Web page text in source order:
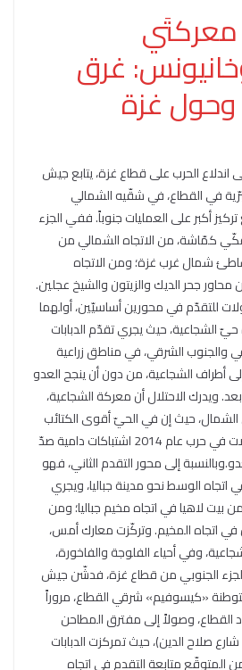
معركتَي
غرق
غزة
الحرب على قطاع غزة، يتابع جيش
في القطاع، في شقّيه الشمالي
أكبر على العمليات جنوباً. ففي الجزء
كمّاشة، من الاتجاه الشمالي من
شمال غرب غزة؛ ومن الاتجاه
جحر الديك والزيتون والشيخ عجلين.
للتقدّم في محورين أساسيّين، أولهما
الشجاعية، حيث يجري تقدّم الدبابات
والجنوب الشرقي، في مناطق زراعية
أطراف الشجاعية، من دون أن ينجح العدو
ويدرك الاحتلال أن معركة الشجاعية،
حيث إن في الحيّ أقوى الكتائب
لدى «القسام»، والتي خاضت في حرب عام 2014 اشتباكات دامية صدّ
إلى محور التقدم الثاني، فهو
الوسط نحو مدينة جباليا، ويجري
بيت لاهيا في اتجاه مخيم جباليا؛ ومن
اتجاه المخيم. وتركّزت معارك أمس،
وفي أحياء الفلوجة والفاخورة،
الجزء الجنوبي من قطاع غزة، فدشّن جيش
«كيسوفيم» شرقي القطاع، مروراً
القطاع، وصولاً إلى مفترق المطاحن
صلاح الدين)، حيث تمركزت الدبابات
المتوقّع متابعة التقدم في اتجاه